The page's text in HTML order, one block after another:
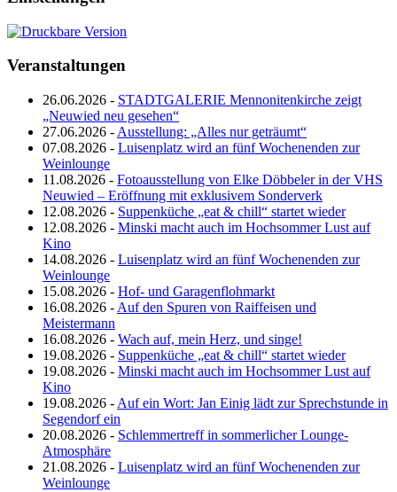
Veranstaltungen
26.06.2026 - STADTGALERIE Mennonitenkirche zeigt
„Neuwied neu gesehen“
27.06.2026 - Ausstellung: „Alles nur geträumt“
07.08.2026 - Luisenplatz wird an fünf Wochenenden zur
Weinlounge
11.08.2026 - Fotoausstellung von Elke Döbbeler in der VHS
Neuwied – Eröffnung mit exklusivem Sonderverk
12.08.2026 - Suppenküche „eat & chill“ startet wieder
12.08.2026 - Minski macht auch im Hochsommer Lust auf
Kino
14.08.2026 - Luisenplatz wird an fünf Wochenenden zur
Weinlounge
15.08.2026 - Hof- und Garagenflohmarkt
16.08.2026 - Auf den Spuren von Raiffeisen und
Meistermann
16.08.2026 - Wach auf, mein Herz, und singe!
19.08.2026 - Suppenküche „eat & chill“ startet wieder
19.08.2026 - Minski macht auch im Hochsommer Lust auf
Kino
19.08.2026 - Auf ein Wort: Jan Einig lädt zur Sprechstunde in
Segendorf ein
20.08.2026 - Schlemmertreff in sommerlicher Lounge-
Atmosphäre
21.08.2026 - Luisenplatz wird an fünf Wochenenden zur
Weinlounge